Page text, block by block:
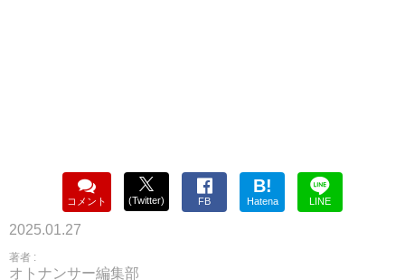
コメント (Twitter) FB
B!
Hatena LINE
2025.01.27
著者 :
オトナンサー編集部